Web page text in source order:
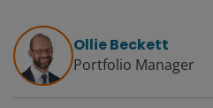
Ollie Beckett
Portfolio Manager